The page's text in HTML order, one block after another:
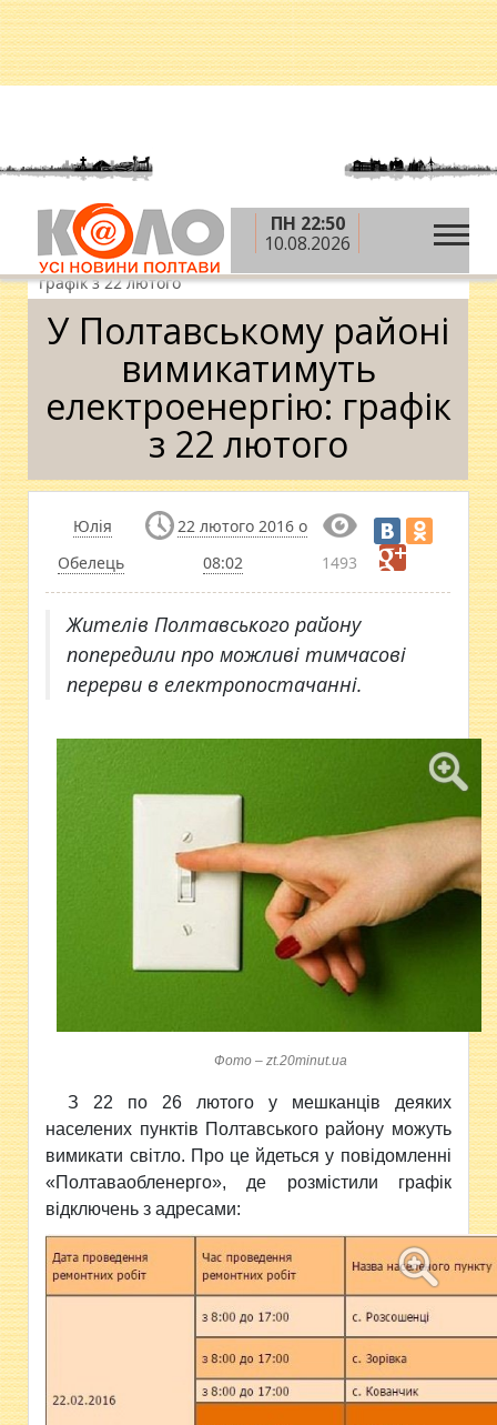
ПН 22:50
10.08.2026
Головна » Новини » Суспільство
Полтавському районі вимикатимуть електроенергію:
графік з 22 лютого
У Полтавському районі
вимикатимуть
електроенергію: графік
з 22 лютого
Юлія
Обелець
22 лютого 2016 о
08:02
1493
Жителів Полтавського району
попередили про можливі тимчасові
перерви в електропостачанні.
Фото – zt.20minut.ua
З 22 по 26 лютого у мешканців деяких
населених пунктів Полтавського району можуть
вимикати світло. Про це йдеться у повідомленні
«Полтаваобленерго», де розмістили графік
відключень з адресами: